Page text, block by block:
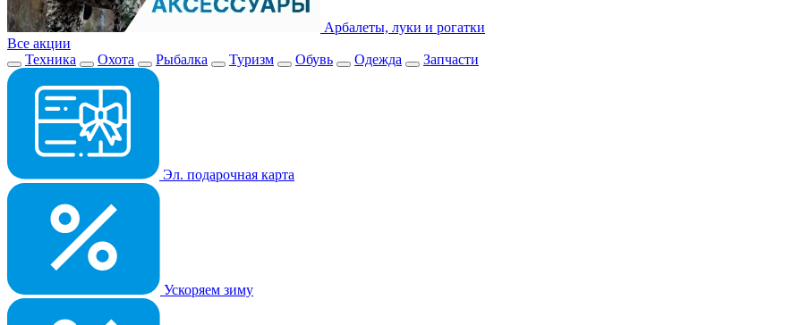
Арбалеты, луки и рогатки
Все акции
Техника
Охота Рыбалка Туризм Обувь Одежда Запчасти
Эл. подарочная карта
Ускоряем зиму